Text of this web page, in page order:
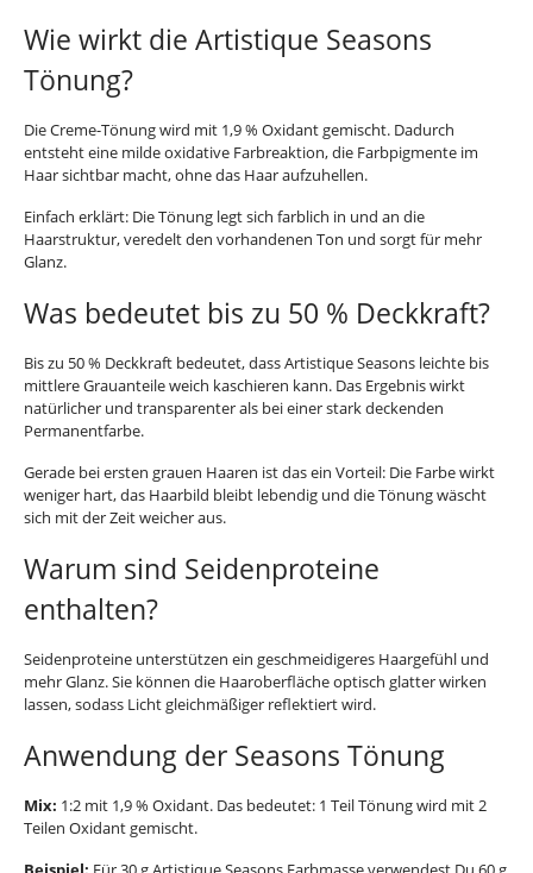
Wie wirkt die Artistique Seasons
Tönung?
Die Creme-Tönung wird mit 1,9 % Oxidant gemischt. Dadurch
entsteht eine milde oxidative Farbreaktion, die Farbpigmente im
Haar sichtbar macht, ohne das Haar aufzuhellen.
Einfach erklärt: Die Tönung legt sich farblich in und an die
Haarstruktur, veredelt den vorhandenen Ton und sorgt für mehr
Glanz.
Was bedeutet bis zu 50 % Deckkraft?
Bis zu 50 % Deckkraft bedeutet, dass Artistique Seasons leichte bis
mittlere Grauanteile weich kaschieren kann. Das Ergebnis wirkt
natürlicher und transparenter als bei einer stark deckenden
Permanentfarbe.
Gerade bei ersten grauen Haaren ist das ein Vorteil: Die Farbe wirkt
weniger hart, das Haarbild bleibt lebendig und die Tönung wäscht
sich mit der Zeit weicher aus.
Warum sind Seidenproteine
enthalten?
Seidenproteine unterstützen ein geschmeidigeres Haargefühl und
mehr Glanz. Sie können die Haaroberfläche optisch glatter wirken
lassen, sodass Licht gleichmäßiger reflektiert wird.
Anwendung der Seasons Tönung
Mix: 1:2 mit 1,9 % Oxidant. Das bedeutet: 1 Teil Tönung wird mit 2
Teilen Oxidant gemischt.